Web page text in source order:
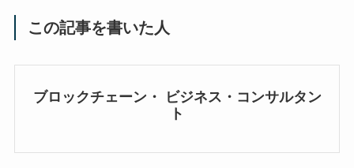
この記事を書いた人
ブロックチェーン・ ビジネス・コンサルタン
ト